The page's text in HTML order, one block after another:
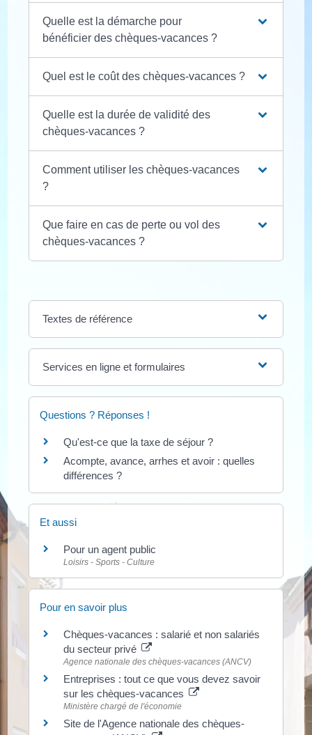
Quelle est la démarche pour
bénéficier des chèques-vacances ?
Quel est le coût des chèques-vacances ?
Quelle est la durée de validité des
chèques-vacances ?
Comment utiliser les chèques-vacances
?
Que faire en cas de perte ou vol des
chèques-vacances ?
Textes de référence
Services en ligne et formulaires
Questions ? Réponses !
Qu'est-ce que la taxe de séjour ?
Acompte, avance, arrhes et avoir : quelles
différences ?
Et aussi
Pour un agent public
Loisirs - Sports - Culture
Pour en savoir plus
Chèques-vacances : salarié et non salariés
du secteur privé
Agence nationale des chèques-vacances (ANCV)
Entreprises : tout ce que vous devez savoir
sur les chèques-vacances
Ministère chargé de l'économie
Site de l'Agence nationale des chèques-